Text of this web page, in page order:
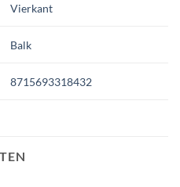
Vierkant
Balk
8715693318432